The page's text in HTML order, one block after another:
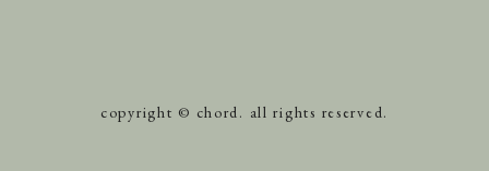
copyright © chord. all rights reserved.